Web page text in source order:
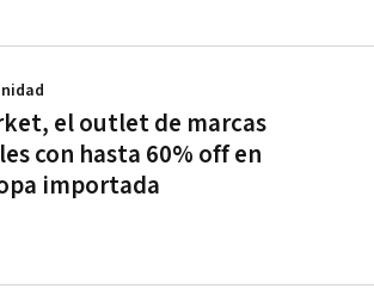
el outlet de marcas
con hasta 60% off en
importada